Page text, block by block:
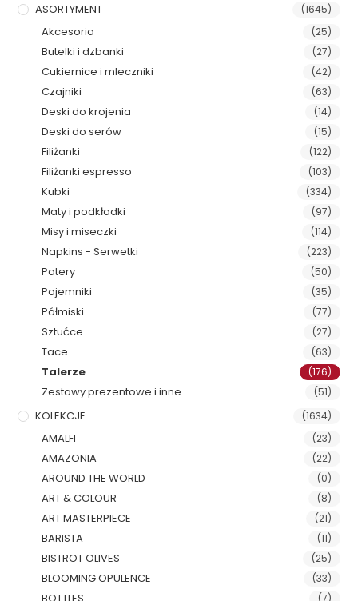
ASORTYMENT
(1645)
Akcesoria (25)
Butelki i dzbanki (27)
Cukiernice i mleczniki (42)
Czajniki (63)
Deski do krojenia (14)
Deski do serów (15)
Filiżanki (122)
Filiżanki espresso (103)
Kubki (334)
Maty i podkładki (97)
Misy i miseczki (114)
Napkins - Serwetki (223)
Patery (50)
Pojemniki (35)
Półmiski (77)
Sztućce (27)
Tace (63)
Talerze (176)
Zestawy prezentowe i inne (51)
KOLEKCJE (1634)
AMALFI (23)
AMAZONIA (22)
AROUND THE WORLD (0)
ART & COLOUR (8)
ART MASTERPIECE (21)
BARISTA (11)
BISTROT OLIVES (25)
BLOOMING OPULENCE (33)
BOTTLES (7)